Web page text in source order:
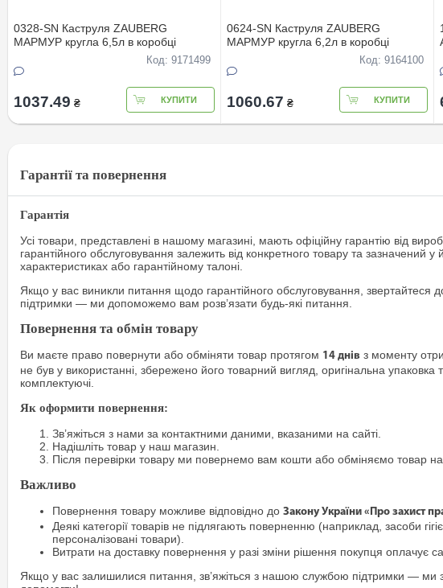
0328-SN Каструля ZAUBERG
МАРМУР кругла 6,5л в коробці
Код: 9171499
1037.49 ₴ КУПИТИ
0624-SN Каструля ZAUBERG
МАРМУР кругла 6,2л в коробці
Код: 9164100
1060.67 ₴ КУПИТИ
Гарантії та повернення
Гарантія
Усі товари, представлені в нашому магазині, мають офіційну гарантію від
гарантійного обслуговування залежить від конкретного товару та зазначений у
характеристиках або гарантійному талоні.
Якщо у вас виникли питання щодо гарантійного обслуговування, звертайтеся
підтримки — ми допоможемо вам розв’язати будь-які питання.
Повернення та обмін товару
Ви маєте право повернути або обміняти товар протягом 14 днів з моменту
не був у використанні, збережено його товарний вигляд, оригінальна упаковка
комплектуючі.
Як оформити повернення:
Зв’яжіться з нами за контактними даними, вказаними на сайті.
Надішліть товар у наш магазин.
Після перевірки товару ми повернемо вам кошти або обміняємо товар на
Важливо
Повернення товару можливе відповідно до Закону України «Про захист
Деякі категорії товарів не підлягають поверненню (наприклад, засоби
персоналізовані товари).
Витрати на доставку повернення у разі зміни рішення покупця оплачує
Якщо у вас залишилися питання, зв’яжіться з нашою службою підтримки — ми